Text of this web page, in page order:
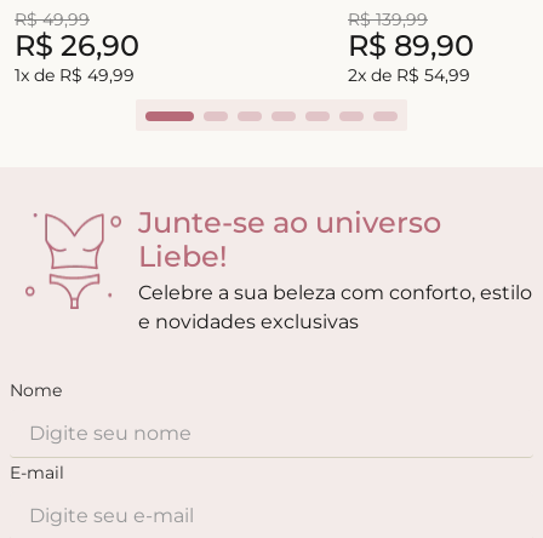
R$ 49,99
R$ 26,90
1x de R$ 49,99
R$ 139,99
R$ 89,90
2x de R$ 54,99
Junte-se ao universo
Liebe!
Celebre a sua beleza com conforto, estilo
e novidades exclusivas
Nome
E-mail